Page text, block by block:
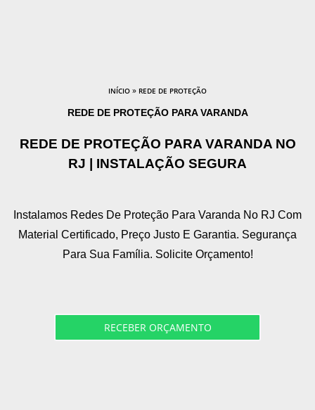
INÍCIO » REDE DE PROTEÇÃO
REDE DE PROTEÇÃO PARA VARANDA
REDE DE PROTEÇÃO PARA VARANDA NO
RJ | INSTALAÇÃO SEGURA
Instalamos Redes De Proteção Para Varanda No RJ Com
Material Certificado, Preço Justo E Garantia. Segurança
Para Sua Família. Solicite Orçamento!
RECEBER ORÇAMENTO